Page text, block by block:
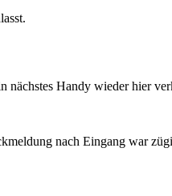
nächstes Handy wieder hier
nach Eingang war